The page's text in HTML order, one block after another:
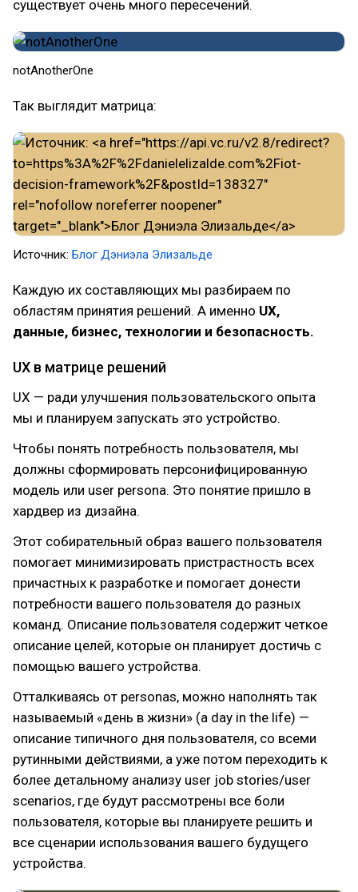
существует очень много пересечений.
notAnotherOne
Так выглядит матрица:
Источник: Блог Дэниэла Элизальде
Каждую их составляющих мы разбираем по
областям принятия решений. А именно UX,
данные, бизнес, технологии и безопасность.
UX в матрице решений
UX — ради улучшения пользовательского опыта
мы и планируем запускать это устройство.
Чтобы понять потребность пользователя, мы
должны сформировать персонифицированную
модель или user persona. Это понятие пришло в
хардвер из дизайна.
Этот собирательный образ вашего пользователя
помогает минимизировать пристрастность всех
причастных к разработке и помогает донести
потребности вашего пользователя до разных
команд. Описание пользователя содержит четкое
описание целей, которые он планирует достичь с
помощью вашего устройства.
Отталкиваясь от personas, можно наполнять так
называемый «день в жизни» (a day in the life) —
описание типичного дня пользователя, со всеми
рутинными действиями, а уже потом переходить к
более детальному анализу user job stories/user
scenarios, где будут рассмотрены все боли
пользователя, которые вы планируете решить и
все сценарии использования вашего будущего
устройства.